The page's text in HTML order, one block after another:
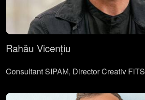
Rahău Vicențiu
Consultant SIPAM, Director Creativ FITS